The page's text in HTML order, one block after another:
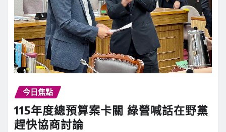
今日焦點
115年度總預算案卡關 綠營喊話在野黨
趕快協商討論